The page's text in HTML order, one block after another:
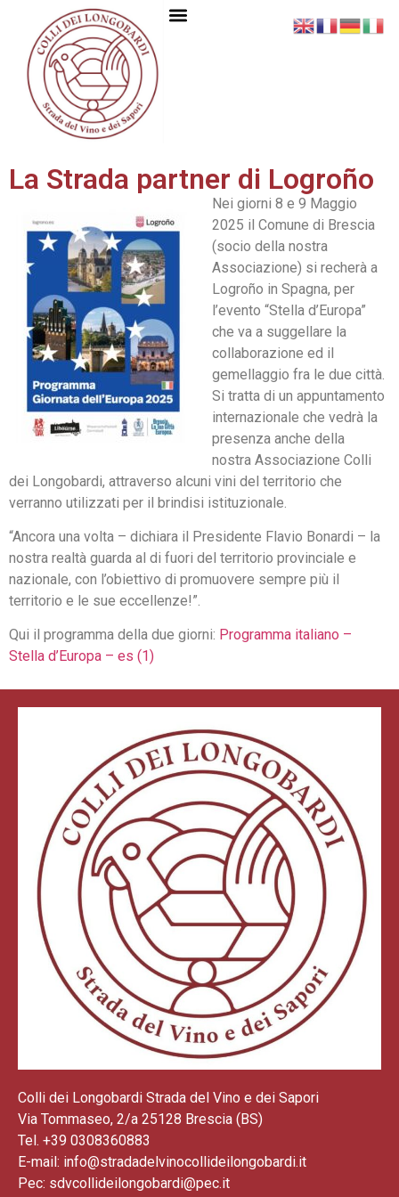
La Strada partner di Logroño
Nei giorni 8 e 9 Maggio
2025 il Comune di Brescia
(socio della nostra
Associazione) si recherà a
Logroño in Spagna, per
l’evento “Stella d’Europa”
che va a suggellare la
collaborazione ed il
gemellaggio fra le due città.
Si tratta di un appuntamento
internazionale che vedrà la
presenza anche della
nostra Associazione Colli
dei Longobardi, attraverso alcuni vini del territorio che
verranno utilizzati per il brindisi istituzionale.
“Ancora una volta – dichiara il Presidente Flavio Bonardi – la
nostra realtà guarda al di fuori del territorio provinciale e
nazionale, con l’obiettivo di promuovere sempre più il
territorio e le sue eccellenze!”.
Qui il programma della due giorni: Programma italiano –
Stella d’Europa – es (1)
Colli dei Longobardi Strada del Vino e dei Sapori
Via Tommaseo, 2/a 25128 Brescia (BS)
Tel. +39 0308360883
E-mail: info@stradadelvinocollideilongobardi.it
Pec: sdvcollideilongobardi@pec.it